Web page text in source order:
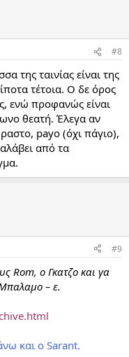
#8
της ταινίας είναι της
τέτοια. Ο δε όρος
ενώ προφανώς είναι
θεατή. Έλεγα αν
payo (όχι πάγιο),
από τα
#9
Rom, ο Γκατζο και γα
– ε.
και ο Sarant.